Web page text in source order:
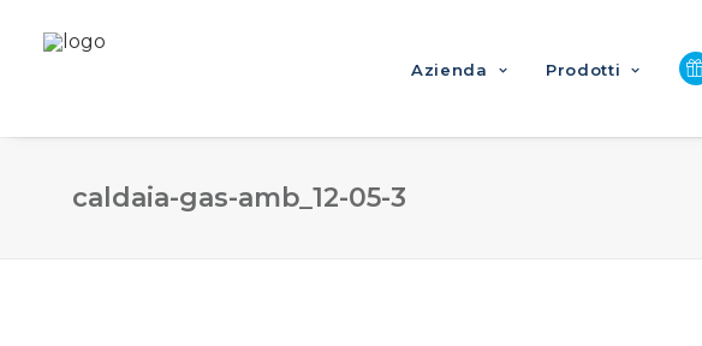
Azienda Prodotti
caldaia-gas-amb_12-05-3